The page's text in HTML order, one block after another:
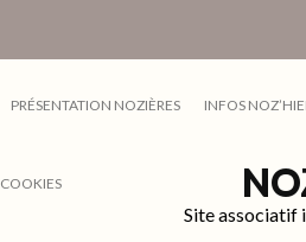
PRÉSENTATION NOZIÈRES INFOS
COOKIES
Site associatif